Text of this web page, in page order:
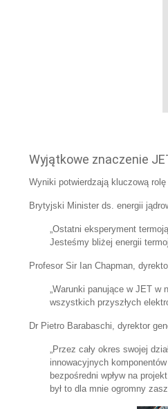
Wyjątkowe znaczenie
Wyniki potwierdzają kluczową
Brytyjski Minister ds. energii
„Ostatni eksperyment
Jesteśmy bliżej energii
Profesor Sir Ian Chapman,
„Warunki panujące w JET w
wszystkich przyszłych
Dr Pietro Barabaschi, dyrektor
„Przez cały okres swojej
innowacyjnych
bezpośredni wpływ na
był to dla mnie ogromny